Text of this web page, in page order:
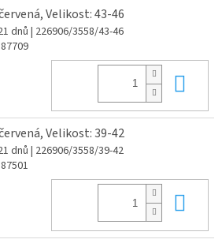
Velikost: 43-46
dnů| 226906/3558/43-46
Velikost: 39-42
dnů| 226906/3558/39-42